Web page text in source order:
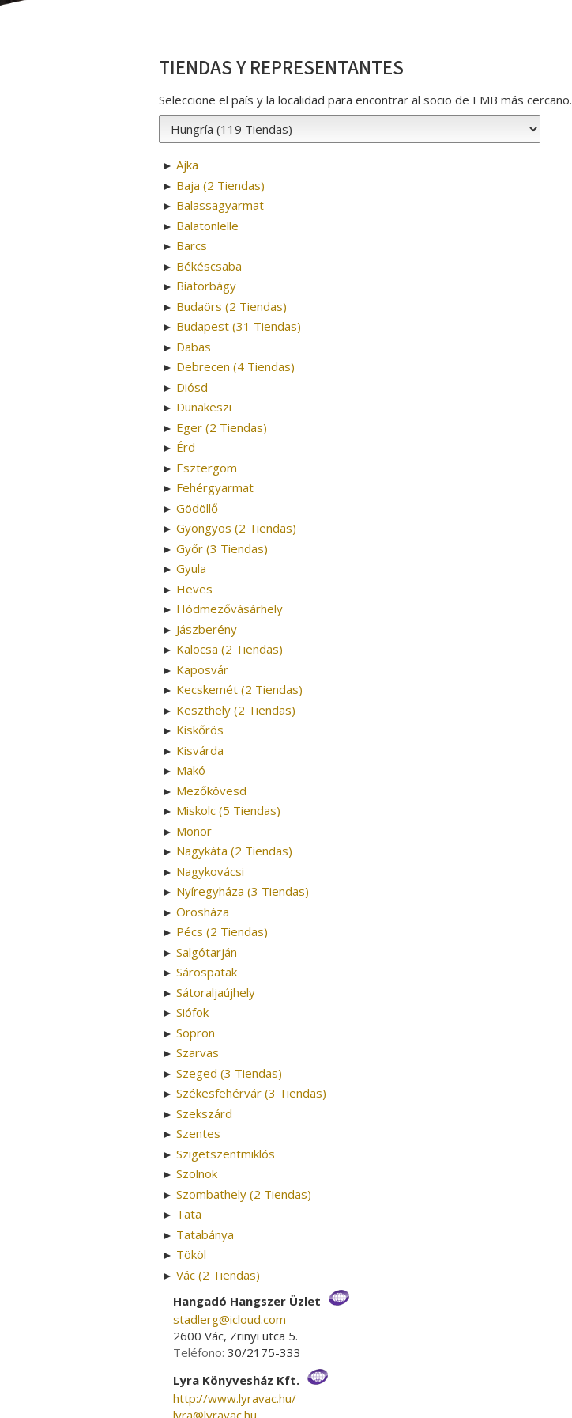
TIENDAS Y REPRESENTANTES
Seleccione el país y la localidad para encontrar al socio de EMB más cercano.
► Ajka
► Baja (2 Tiendas)
► Balassagyarmat
► Balatonlelle
► Barcs
► Békéscsaba
► Biatorbágy
► Budaörs (2 Tiendas)
► Budapest (31 Tiendas)
► Dabas
► Debrecen (4 Tiendas)
► Diósd
► Dunakeszi
► Eger (2 Tiendas)
► Érd
► Esztergom
► Fehérgyarmat
► Gödöllő
► Gyöngyös (2 Tiendas)
► Győr (3 Tiendas)
► Gyula
► Heves
► Hódmezővásárhely
► Jászberény
► Kalocsa (2 Tiendas)
► Kaposvár
► Kecskemét (2 Tiendas)
► Keszthely (2 Tiendas)
► Kiskőrös
► Kisvárda
► Makó
► Mezőkövesd
► Miskolc (5 Tiendas)
► Monor
► Nagykáta (2 Tiendas)
► Nagykovácsi
► Nyíregyháza (3 Tiendas)
► Orosháza
► Pécs (2 Tiendas)
► Salgótarján
► Sárospatak
► Sátoraljaújhely
► Siófok
► Sopron
► Szarvas
► Szeged (3 Tiendas)
► Székesfehérvár (3 Tiendas)
► Szekszárd
► Szentes
► Szigetszentmiklós
► Szolnok
► Szombathely (2 Tiendas)
► Tata
► Tatabánya
► Tököl
► Vác (2 Tiendas)
Hangadó Hangszer Üzlet
stadlerg­@­icloud.com
2600 Vác, Zrinyi utca 5.
Teléfono: 30/2175-333
Lyra Könyvesház Kft.
http://www.lyravac.hu/
lyra­@­lyravac.hu